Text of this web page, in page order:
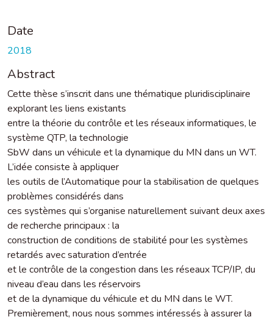
Date
2018
Abstract
Cette thèse s’inscrit dans une thématique pluridisciplinaire
explorant les liens existants
entre la théorie du contrôle et les réseaux informatiques, le
système QTP, la technologie
SbW dans un véhicule et la dynamique du MN dans un WT.
L’idée consiste à appliquer
les outils de l’Automatique pour la stabilisation de quelques
problèmes considérés dans
ces systèmes qui s’organise naturellement suivant deux axes
de recherche principaux : la
construction de conditions de stabilité pour les systèmes
retardés avec saturation d’entrée
et le contrôle de la congestion dans les réseaux TCP/IP, du
niveau d’eau dans les réservoirs
et de la dynamique du véhicule et du MN dans le WT.
Premièrement, nous nous sommes intéressés à assurer la